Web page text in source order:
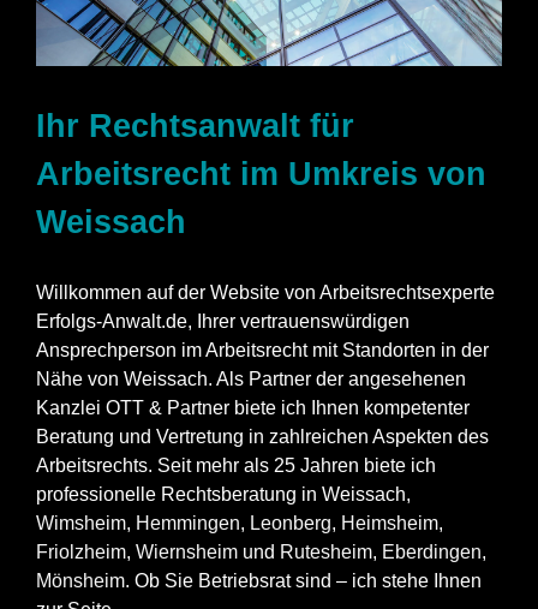
Ihr Rechtsanwalt für
Arbeitsrecht im Umkreis von
Weissach
Willkommen auf der Website von Arbeitsrechtsexperte
Erfolgs-Anwalt.de, Ihrer vertrauenswürdigen
Ansprechperson im Arbeitsrecht mit Standorten in der
Nähe von Weissach. Als Partner der angesehenen
Kanzlei OTT & Partner biete ich Ihnen kompetenter
Beratung und Vertretung in zahlreichen Aspekten des
Arbeitsrechts. Seit mehr als 25 Jahren biete ich
professionelle Rechtsberatung in Weissach,
Wimsheim, Hemmingen, Leonberg, Heimsheim,
Friolzheim, Wiernsheim und Rutesheim, Eberdingen,
Mönsheim. Ob Sie Betriebsrat sind – ich stehe Ihnen